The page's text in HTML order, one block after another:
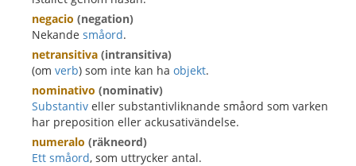
negacio (negation)
Nekande småord.
netransitiva (intransitiva)
(om verb) som inte kan ha objekt.
nominativo (nominativ)
Substantiv eller substantivliknande småord som varken
har preposition eller ackusativändelse.
numeralo (räkneord)
Ett småord, som uttrycker antal.